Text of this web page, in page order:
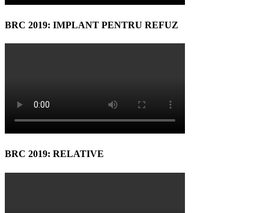
BRC 2019: IMPLANT PENTRU REFUZ
BRC 2019: RELATIVE